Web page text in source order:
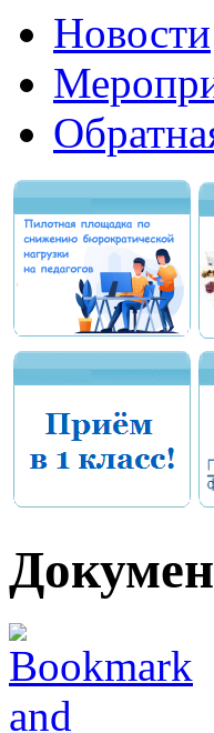
Новости